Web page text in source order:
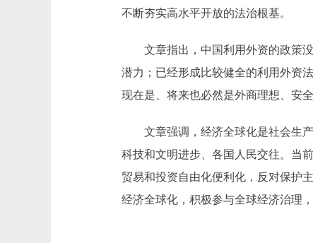
不断夯实高水平开放的法治根基。
文章指出，中国利用外资的政策
潜力；已经形成比较健全的利用外资
现在是、将来也必然是外商理想、安
文章强调，经济全球化是社会生
科技和文明进步、各国人民交往。当
贸易和投资自由化便利化，反对保护
经济全球化，积极参与全球经济治理